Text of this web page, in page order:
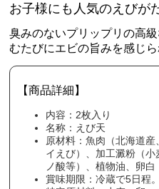
お子様にも人気のえびが
臭みのないプリップリの高
むたびにエビの旨みを感じら
【商品詳細】
内容：2枚入り
名称：えび天
原材料：魚肉（北海道
イえび）、加工澱粉（小
ノ酸等）、植物油、卵白
賞味期限：冷蔵で5日程